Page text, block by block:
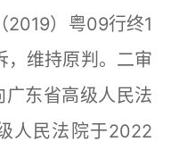
）粤09行终1
，维持原判。二审
东省高级人民法
人民法院于2022